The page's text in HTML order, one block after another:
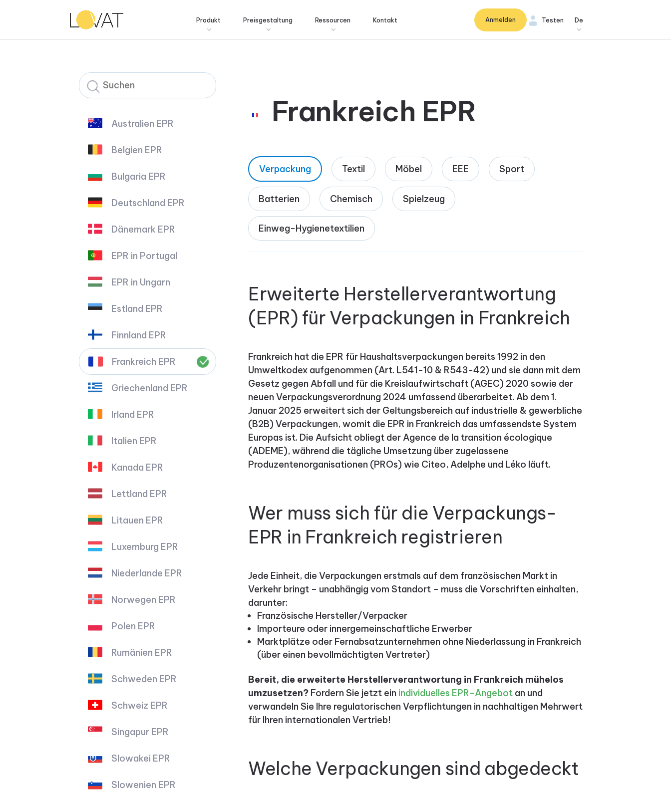
Produkt Preisgestaltung Ressourcen Kontakt De
Testen
Anmelden
Australien EPR
Belgien EPR
Bulgaria EPR
Deutschland EPR
Dänemark EPR
EPR in Portugal
EPR in Ungarn
Estland EPR
Finnland EPR
Frankreich EPR
Griechenland EPR
Irland EPR
Italien EPR
Kanada EPR
Lettland EPR
Litauen EPR
Luxemburg EPR
Niederlande EPR
Norwegen EPR
Polen EPR
Rumänien EPR
Schweden EPR
Schweiz EPR
Singapur EPR
Slowakei EPR
Slowenien EPR
Frankreich EPR
Verpackung Textil Möbel EEE Sport
Batterien Chemisch Spielzeug
Einweg-Hygienetextilien
Erweiterte Herstellerverantwortung
(EPR) für Verpackungen in Frankreich
Frankreich hat die EPR für Haushaltsverpackungen bereits 1992 in den
Umweltkodex aufgenommen (Art. L541-10 & R543-42) und sie dann mit dem
Gesetz gegen Abfall und für die Kreislaufwirtschaft (AGEC) 2020 sowie der
neuen Verpackungsverordnung 2024 umfassend überarbeitet. Ab dem 1.
Januar 2025 erweitert sich der Geltungsbereich auf industrielle & gewerbliche
(B2B) Verpackungen, womit die EPR in Frankreich das umfassendste System
Europas ist. Die Aufsicht obliegt der Agence de la transition écologique
(ADEME), während die tägliche Umsetzung über zugelassene
Produzentenorganisationen (PROs) wie Citeo, Adelphe und Léko läuft.
Wer muss sich für die Verpackungs-
EPR in Frankreich registrieren
Jede Einheit, die Verpackungen erstmals auf dem französischen Markt in
Verkehr bringt – unabhängig vom Standort – muss die Vorschriften einhalten,
darunter:
Französische Hersteller/Verpacker
Importeure oder innergemeinschaftliche Erwerber
Marktplätze oder Fernabsatzunternehmen ohne Niederlassung in Frankreich
(über einen bevollmächtigten Vertreter)
Bereit, die erweiterte Herstellerverantwortung in Frankreich mühelos
umzusetzen?Fordern Sie jetzt ein individuelles EPR-Angebotan und
verwandeln Sie Ihre regulatorischen Verpflichtungen in nachhaltigen Mehrwert
für Ihren internationalen Vertrieb!
Welche Verpackungen sind abgedeckt